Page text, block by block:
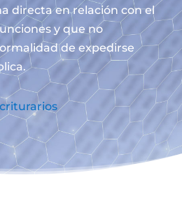
directa en relación con el
y que no
de expedirse